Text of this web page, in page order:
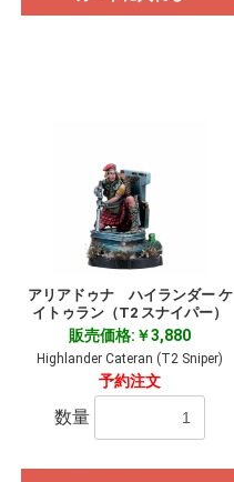
アリアドゥナ ハイランダー ケ
イトゥラン（T2 スナイパー）
販売価格:￥3,880
Highlander Cateran (T2 Sniper)
予約注文
数量